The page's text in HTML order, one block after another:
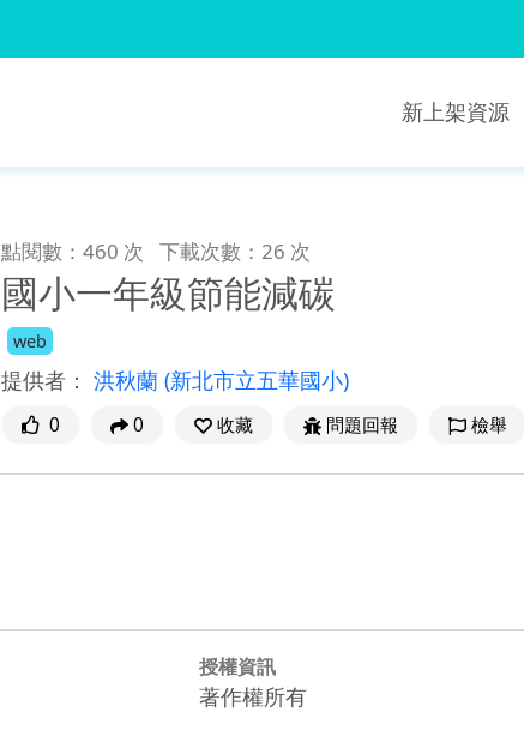
新上架資源
點閱數：460 次 下載次數：26 次
國小一年級節能減碳
web
提供者： 洪秋蘭 (新北市立五華國小)
0 0 收藏 問題回報 檢舉
授權資訊
著作權所有